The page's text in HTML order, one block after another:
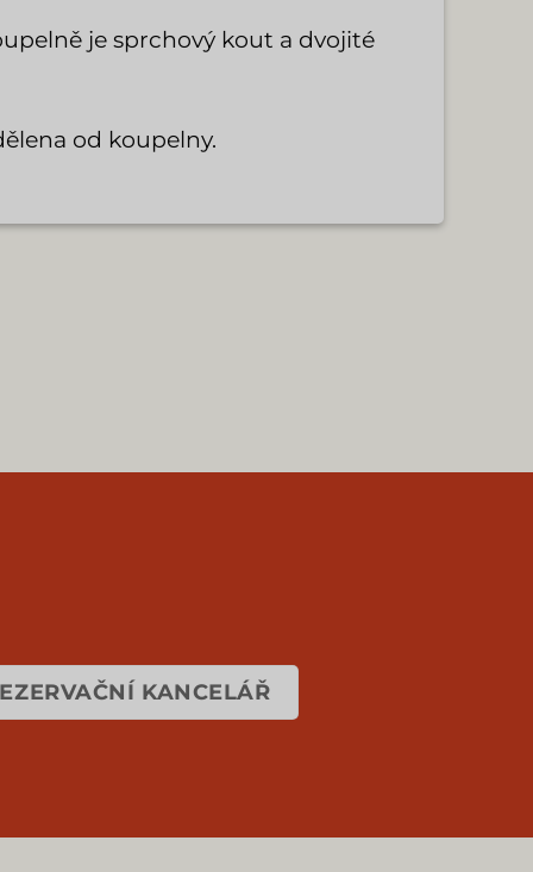
je sprchový kout a dvojité
od koupelny.
KANCELÁŘ